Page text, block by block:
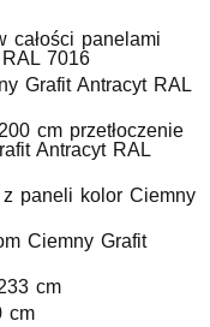
całości panelami
7016
Grafit Antracyt RAL
cm przetłoczenie
Antracyt RAL
paneli kolor Ciemny
Ciemny Grafit
cm
cm